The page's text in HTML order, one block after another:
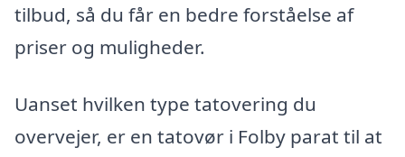
tilbud, så du får en bedre forståelse af
priser og muligheder.
Uanset hvilken type tatovering du
overvejer, er en tatovør i Folby parat til at